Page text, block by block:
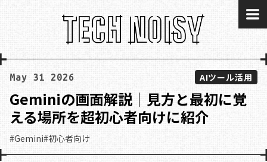
May 31 2026 AIツール活用
Geminiの画面解説｜見方と最初に覚
える場所を超初心者向けに紹介
#Gemini#初心者向け